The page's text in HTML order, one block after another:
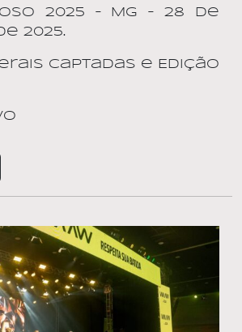
2025 – MG – 28 de
2025.
Captadas e Edição